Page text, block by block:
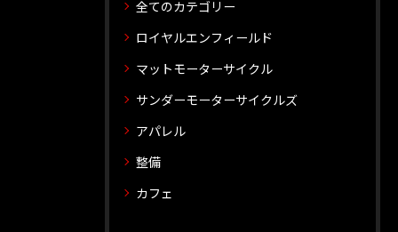
全てのカテゴリー
ロイヤルエンフィールド
マットモーターサイクル
サンダーモーターサイクルズ
アパレル
整備
カフェ